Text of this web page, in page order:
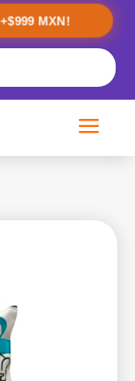
MXN!
a